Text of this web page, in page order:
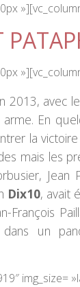
2013, avec
En
la
mais les
Dix10, avait
François
un
img_size=